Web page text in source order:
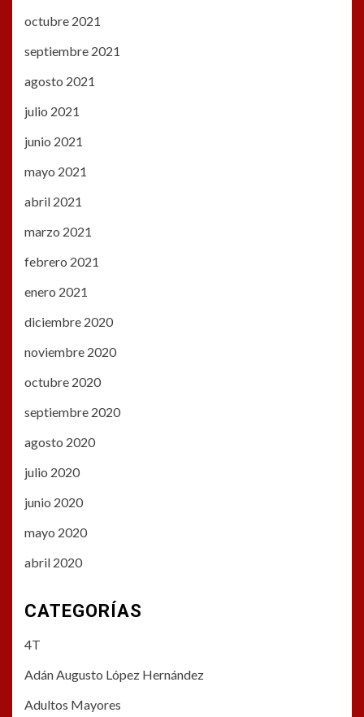
octubre 2021
septiembre 2021
agosto 2021
julio 2021
junio 2021
mayo 2021
abril 2021
marzo 2021
febrero 2021
enero 2021
diciembre 2020
noviembre 2020
octubre 2020
septiembre 2020
agosto 2020
julio 2020
junio 2020
mayo 2020
abril 2020
CATEGORÍAS
4T
Adán Augusto López Hernández
Adultos Mayores